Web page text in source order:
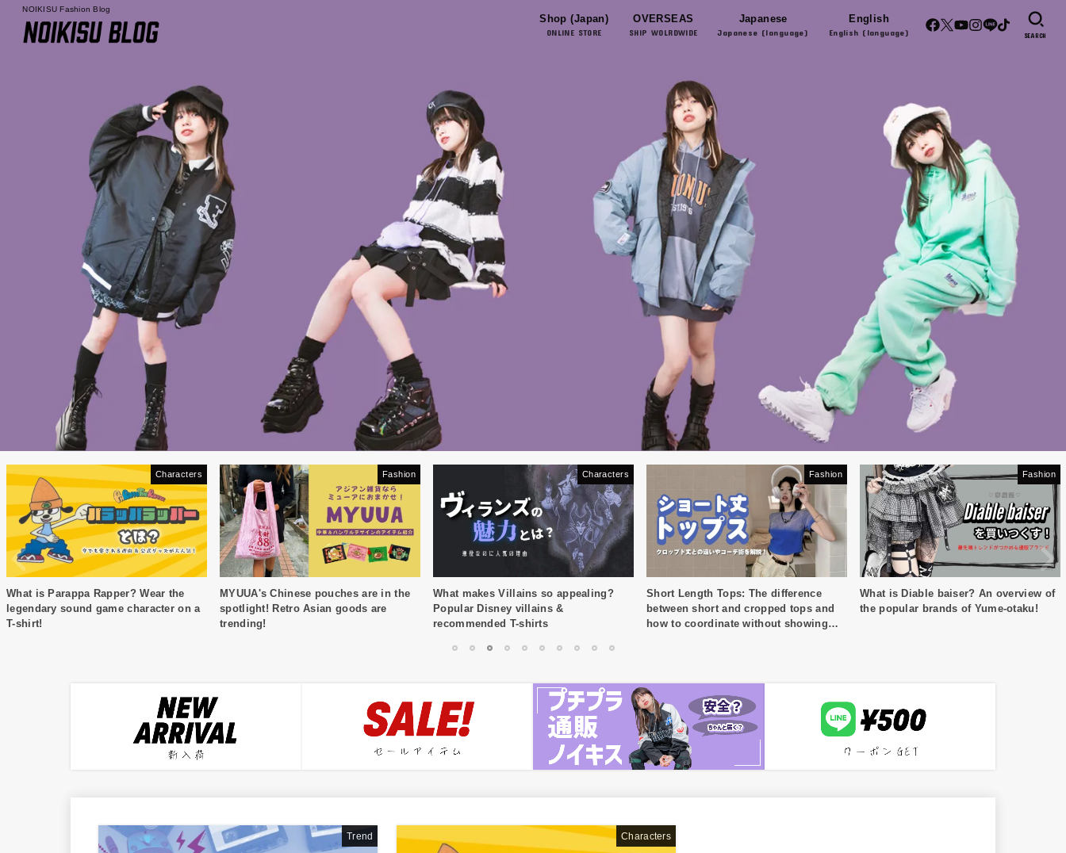
NOIKISU Fashion Blog
Shop (Japan)
ONLINE STORE
OVERSEAS
SHIP WOLRDWIDE
Japanese
Japanese (language)
English
English (language) SEARCH
Characters
What is Parappa Rapper? Wear the
legendary sound game character on a
T-shirt!
Fashion
MYUUA's Chinese pouches are in the
spotlight! Retro Asian goods are
trending!
Characters
What makes Villains so appealing?
Popular Disney villains &
recommended T-shirts
Fashion
Short Length Tops: The difference
between short and cropped tops and
how to coordinate without showing
Fashion
What is Diable baiser? An overview of
the popular brands of Yume-otaku!
Trend Characters